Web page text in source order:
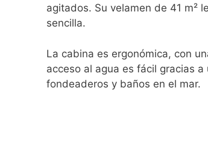
agitados. Su velamen de 41 m²
sencilla.
La cabina es ergonómica, con
acceso al agua es fácil gracias
fondeaderos y baños en el mar.